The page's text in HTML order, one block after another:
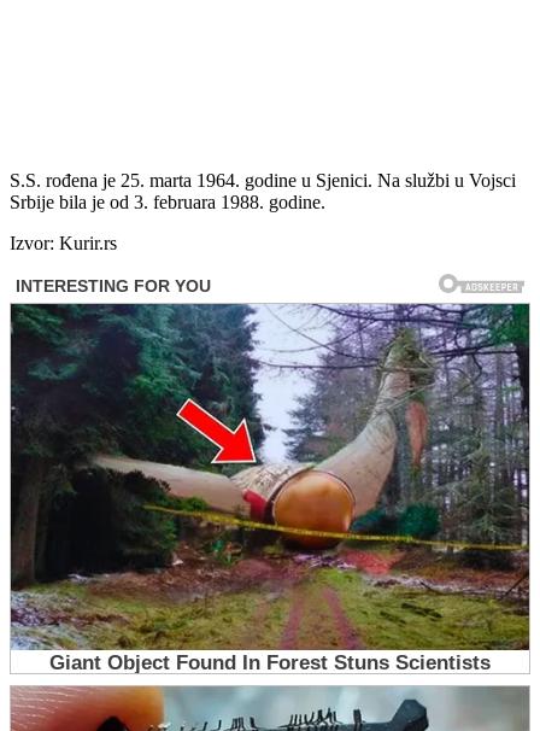
S.S. rođena je 25. marta 1964. godine u Sjenici. Na službi u Vojsci
Srbije bila je od 3. februara 1988. godine.
Izvor: Kurir.rs